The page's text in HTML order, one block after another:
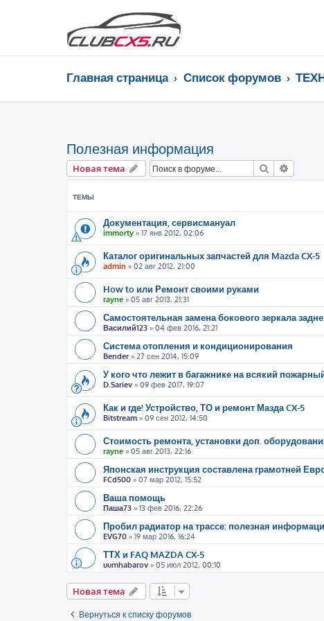
Главная страница Список форумов
Полезная информация
Новая тема Поиск
ТЕМЫ
Документация, сервисмануал
immorty » 17 янв 2012, 02:06
Каталог оригинальных запчастей для Mazda CX-5
admin » 02 авг 2012, 21:00
How to или Ремонт своими руками
rayne » 05 авг 2013, 21:31
Самостоятельная замена бокового зеркала
Василий123 » 04 фев 2016, 21:21
Система отопления и кондиционирования
Bender» 27 сен 2014, 15:09
У кого что лежит в багажнике на всякий
D.Sariev » 09 фев 2017, 19:07
Как и где! Устройство, ТО и ремонт Мазда CX-5
Bitstream » 09 сен 2012, 14:50
Стоимость ремонта, установки доп.
rayne » 05 авг 2013, 22:16
Японская инструкция составлена грамотней
FCd500 » 07 мар 2012, 15:52
Ваша помощь
Паша73 » 13 фев 2016, 22:26
Пробил радиатор на трассе: полезная
EVG70 » 19 мар 2016, 16:24
ТТХ и FAQ MAZDA CX-5
uumhabarov » 05 июл 2012, 00:10
Новая тема
Вернуться к списку форумов